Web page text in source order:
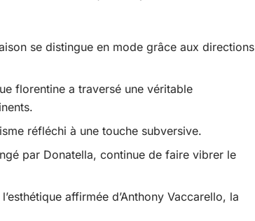
se distingue en mode grâce aux directions
florentine a traversé une véritable
réfléchi à une touche subversive.
par Donatella, continue de faire vibrer le
affirmée d’Anthony Vaccarello, la